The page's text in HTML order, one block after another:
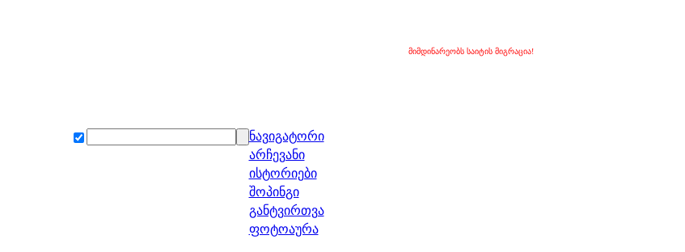
მიმდინარეობს საიტის მიგრაცია!
ნავიგატორი
არჩევანი
ისტორიები
შოპინგი
განტვირთვა
ფოტოაურა